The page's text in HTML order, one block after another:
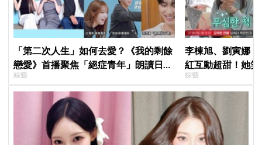
「第二次人生」如何去愛？《我的剩餘
戀愛》首播聚焦「絕症青年」朗讀日記
全場淚崩，初見面竟「撞見舊識」！
綜藝
李棟旭、劉寅娜
紅互動超甜！她
的夫妻」
綜藝